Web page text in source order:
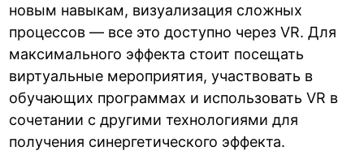
новым навыкам, визуализация сложных
процессов — все это доступно через VR. Для
максимального эффекта стоит посещать
виртуальные мероприятия, участвовать в
обучающих программах и использовать VR в
сочетании с другими технологиями для
получения синергетического эффекта.